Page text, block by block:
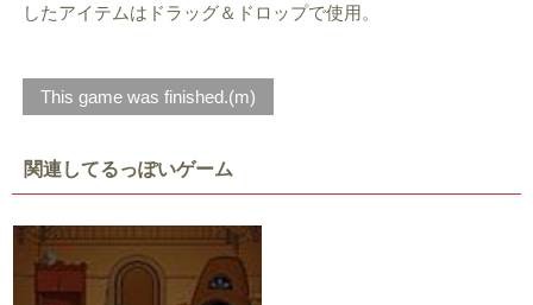
したアイテムはドラッグ＆ドロップで使用。
This game was finished.(m)
関連してるっぽいゲーム